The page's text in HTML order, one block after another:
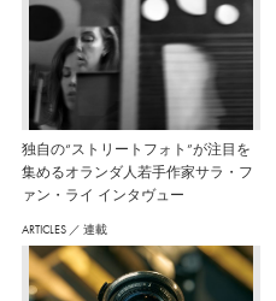
独自の“ストリートフォト”が注目を
集めるオランダ人若手作家サラ・フ
ァン・ライ インタヴュー
ARTICLES ／ 連載